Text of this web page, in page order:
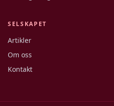
SELSKAPET
Artikler
Om oss
Kontakt